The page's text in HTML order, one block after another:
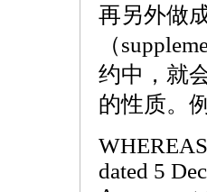
再另外做
（
约中，就
的性质。
dated 5